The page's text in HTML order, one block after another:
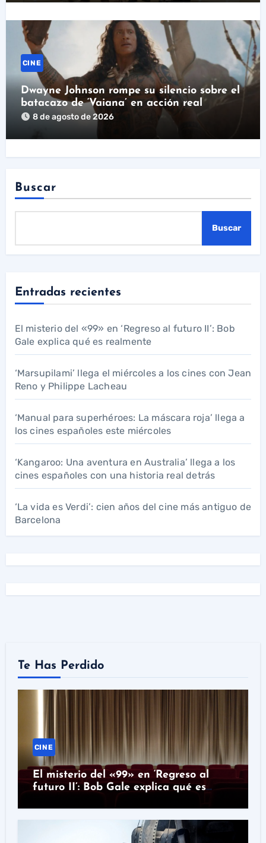
CINE
Dwayne Johnson rompe su silencio sobre el
batacazo de ‘Vaiana’ en acción real
8 de agosto de 2026
Buscar
Buscar
Entradas recientes
El misterio del «99» en ‘Regreso al futuro II’: Bob
Gale explica qué es realmente
‘Marsupilami’ llega el miércoles a los cines con Jean
Reno y Philippe Lacheau
‘Manual para superhéroes: La máscara roja’ llega a
los cines españoles este miércoles
‘Kangaroo: Una aventura en Australia’ llega a los
cines españoles con una historia real detrás
‘La vida es Verdi’: cien años del cine más antiguo de
Barcelona
Te Has Perdido
CINE
El misterio del «99» en ‘Regreso al
futuro II’: Bob Gale explica qué es